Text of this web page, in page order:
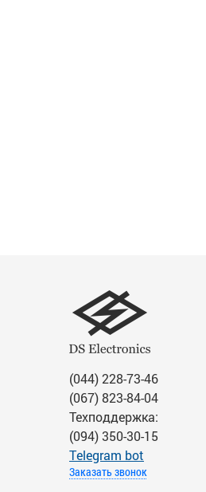
(044) 228-73-46
(067) 823-84-04
Техподдержка:
(094) 350-30-15
Тelegram bot
Заказать звонок